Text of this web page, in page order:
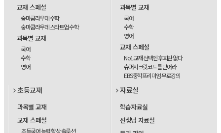
교재 스페셜
숨마쿰라우데 수학
숨마쿰라우데 스타트업 수학
과목별 교재
국어
수학
영어
과목별 교재
국어
수학
영어
교재 스페셜
No1교재 선택엔 후회란 없다
슈퍼시크릿코드를 믿어라
EBS중학프리미엄 무료강의
초등교재
과목별 교재
교재 스페셜
초등국어 능력 향상 솔루션
자료실
학습자료실
선생님 자료실